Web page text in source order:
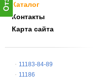
Каталог
Контакты
Карта сайта
11183-84-89
11186